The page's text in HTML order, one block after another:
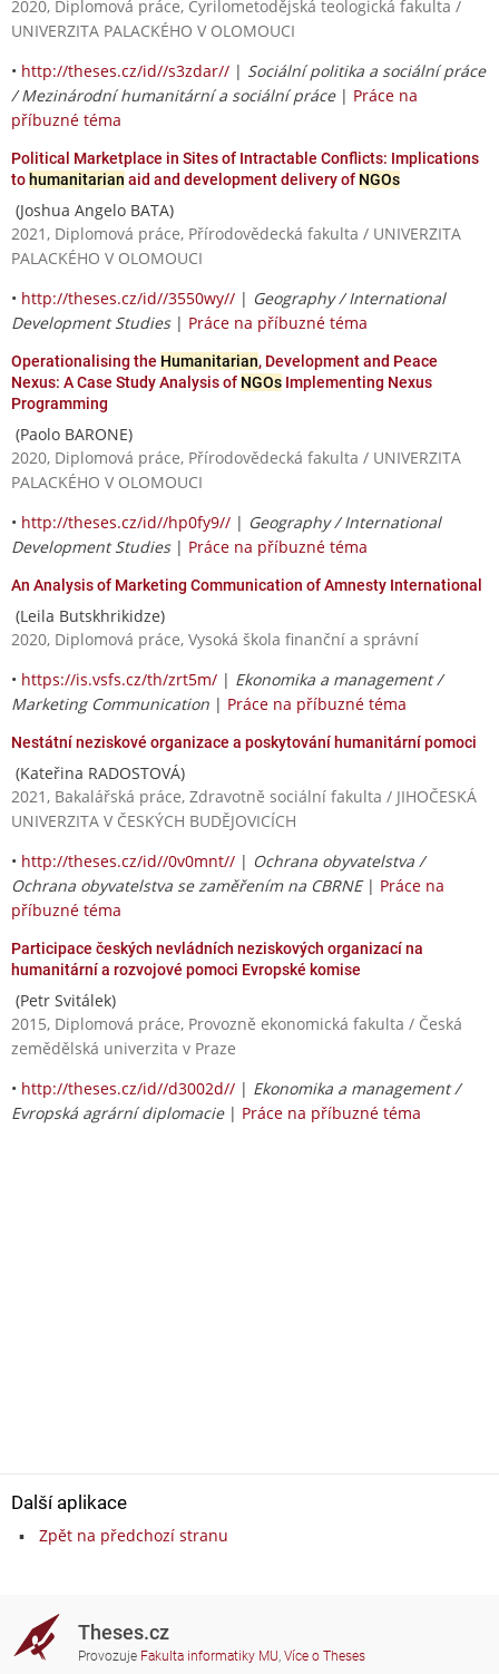
2020, Diplomová práce, Cyrilometodějská teologická fakulta /
UNIVERZITA PALACKÉHO V OLOMOUCI
• http://theses.cz/id//s3zdar// | Sociální politika a sociální práce
/ Mezinárodní humanitární a sociální práce| Práce na
příbuzné téma
Political Marketplace in Sites of Intractable Conflicts: Implications
tohumanitarian aid and development delivery of NGOs
(Joshua Angelo BATA)
2021, Diplomová práce, Přírodovědecká fakulta / UNIVERZITA
PALACKÉHO V OLOMOUCI
• http://theses.cz/id//3550wy// | Geography / International
Development Studies| Práce na příbuzné téma
Operationalising the Humanitarian, Development and Peace
Nexus: A Case Study Analysis of NGOs Implementing Nexus
Programming
(Paolo BARONE)
2020, Diplomová práce, Přírodovědecká fakulta / UNIVERZITA
PALACKÉHO V OLOMOUCI
• http://theses.cz/id//hp0fy9// | Geography / International
Development Studies| Práce na příbuzné téma
An Analysis of Marketing Communication of Amnesty International
(Leila Butskhrikidze)
2020, Diplomová práce, Vysoká škola finanční a správní
• https://is.vsfs.cz/th/zrt5m/ | Ekonomika a management /
Marketing Communication | Práce na příbuzné téma
Nestátní neziskové organizace a poskytování humanitární pomoci
(Kateřina RADOSTOVÁ)
2021, Bakalářská práce, Zdravotně sociální fakulta / JIHOČESKÁ
UNIVERZITA V ČESKÝCH BUDĚJOVICÍCH
• http://theses.cz/id//0v0mnt// | Ochrana obyvatelstva /
Ochrana obyvatelstva se zaměřením na CBRNE| Práce na
příbuzné téma
Participace českých nevládních neziskových organizací na
humanitární a rozvojové pomoci Evropské komise
(Petr Svitálek)
2015, Diplomová práce, Provozně ekonomická fakulta / Česká
zemědělská univerzita v Praze
• http://theses.cz/id//d3002d// | Ekonomika a management /
Evropská agrární diplomacie| Práce na příbuzné téma
Další aplikace
Zpět na předchozí stranu
Theses.cz
Provozuje Fakulta informatiky MU, Více o Theses